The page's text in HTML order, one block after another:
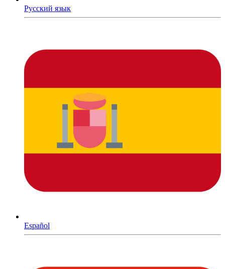
Русский язык
Español